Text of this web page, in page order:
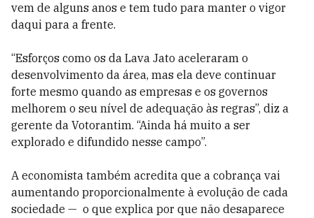
vem de alguns anos e tem tudo para manter o vigor
daqui para a frente.
“Esforços como os da Lava Jato aceleraram o
desenvolvimento da área, mas ela deve continuar
forte mesmo quando as empresas e os governos
melhorem o seu nível de adequação às regras”, diz a
gerente da Votorantim. “Ainda há muito a ser
explorado e difundido nesse campo”.
A economista também acredita que a cobrança vai
aumentando proporcionalmente à evolução de cada
sociedade — o que explica por que não desaparece